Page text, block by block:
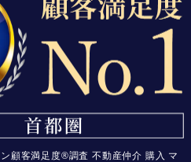
顧客満足度®調査 不動産仲介 購入 マ